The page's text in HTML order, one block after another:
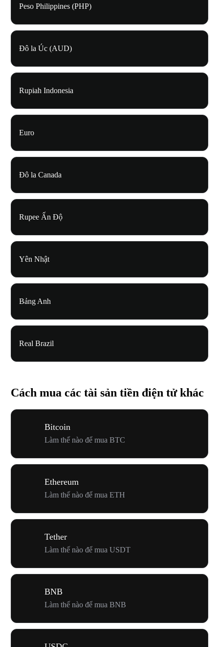
Peso Philippines (PHP)
Đô la Úc (AUD)
Rupiah Indonesia
Euro
Đô la Canada
Rupee Ấn Độ
Yên Nhật
Bảng Anh
Real Brazil
Cách mua các tài sản tiền điện tử khác
Bitcoin
Làm thế nào để mua BTC
Ethereum
Làm thế nào để mua ETH
Tether
Làm thế nào để mua USDT
BNB
Làm thế nào để mua BNB